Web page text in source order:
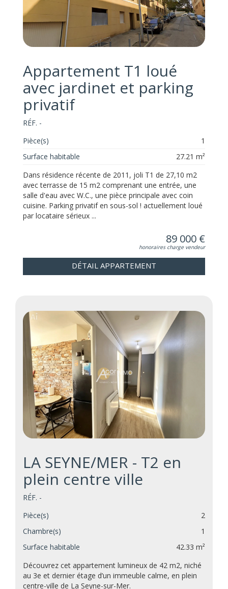
Appartement T1 loué
avec jardinet et parking
privatif
RÉF. -
Pièce(s)
1
Surface habitable
27.21 m²
Dans résidence récente de 2011, joli T1 de 27,10 m2
avec terrasse de 15 m2 comprenant une entrée, une
salle d'eau avec W.C., une pièce principale avec coin
cuisine. Parking privatif en sous-sol ! actuellement loué
par locataire sérieux ...
89 000 €
honoraires charge vendeur
DÉTAIL APPARTEMENT
LA SEYNE/MER - T2 en
plein centre ville
RÉF. -
Pièce(s)
2
Chambre(s)
1
Surface habitable
42.33 m²
Découvrez cet appartement lumineux de 42 m2, niché
au 3e et dernier étage d’un immeuble calme, en plein
centre-ville de La Seyne-sur-Mer.